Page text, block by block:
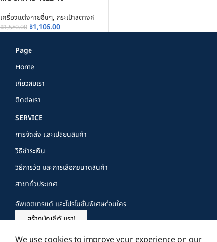
เครื่องแต่งกายอื่นๆ, กระเป๋าสตางค์
฿1,580.00 ฿1,106.00
Page
Home
เกี่ยวกับเรา
ติดต่อเรา
SERVICE
การจัดส่ง และเปลี่ยนสินค้า
วิธีชำระเงิน
วิธีการวัด และการเลือกขนาดสินค้า
สาขาทั่วประเทศ
อัพเดตเทรนด์ และโปรโมชั่นพิเศษก่อนใคร
สร้างบัญชีกับเรา!